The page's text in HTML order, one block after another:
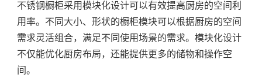
不锈钢橱柜采用模块化设计可以有效提高厨房的空间利
用率。不同大小、形状的橱柜模块可以根据厨房的空间
需求灵活组合，满足不同使用场景的需求。模块化设计
不仅能优化厨房布局，还能提供更多的储物和操作空
间。